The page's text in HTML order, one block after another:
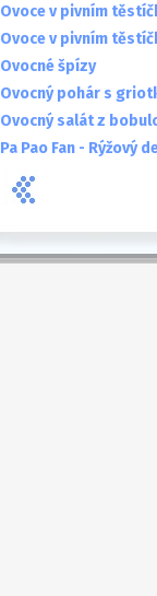
Ovoce v pivním
Ovoce v pivním
Ovocné špízy
Ovocný pohár s
Ovocný salát z
Pa Pao Fan - Rýžový